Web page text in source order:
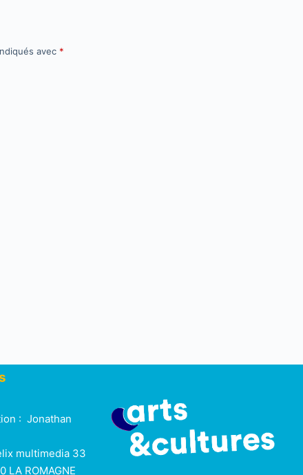
avec *
: Jonathan
multimedia 33
LA ROMAGNE